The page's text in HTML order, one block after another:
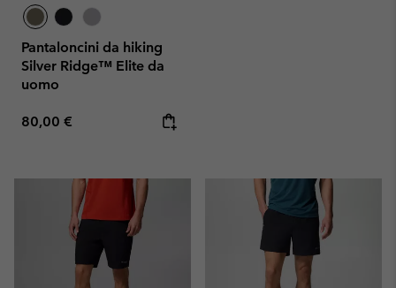
Pantaloncini da hiking
Silver Ridge™ Elite da
uomo
Regular price:
80,00 €